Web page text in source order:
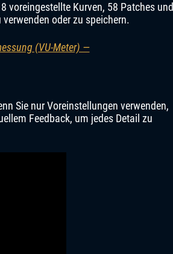
voreingestellte Kurven, 58 Patches und
oder zu speichern.
(VU-Meter) —
Sie nur Voreinstellungen verwenden,
Feedback, um jedes Detail zu